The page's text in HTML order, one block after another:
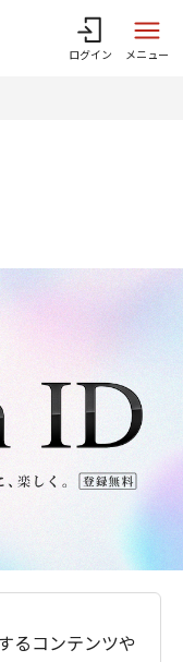
ログイン メニュー
るコンテンツや